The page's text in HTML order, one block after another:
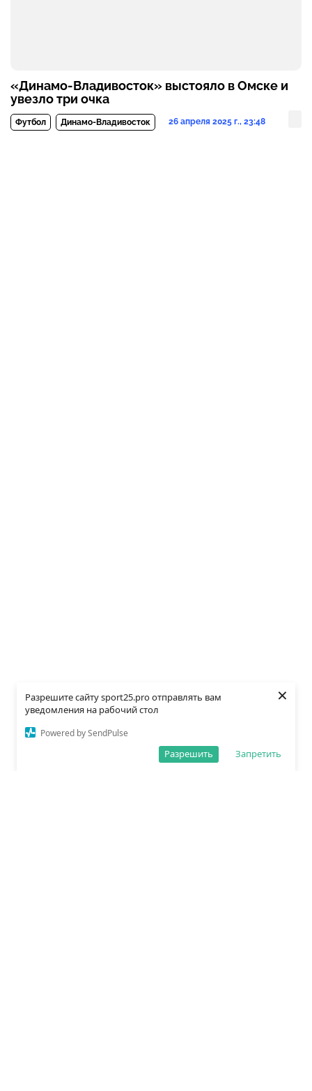
Разрешите сайту sport25.pro отправлять вам
уведомления на рабочий стол
Powered by SendPulse
Запретить
Разрешить
×
«Динамо-Владивосток» выстояло в Омске и
увезло три очка
Футбол Динамо-Владивосток 26 апреля 2025 г., 23:48